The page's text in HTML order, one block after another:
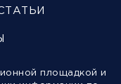
площадкой и